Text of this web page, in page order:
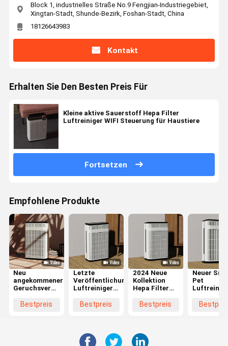
Block 1, industrielles Straße No.9 Fengjian-Industriegebiet,
Xingtan-Stadt, Shunde-Bezirk, Foshan-Stadt, China
18126643983
Kontakt
Erhalten Sie Den Besten Preis Für
Kleine aktive Sauerstoff Hepa Filter
Luftreiniger WIFI Steuerung für Haustiere
Fortsetzen
Empfohlene Produkte
Neu
angekommener
Geruchsvernichter
Haustierluftreiniger
Bestpreis
Letzte
Veröffentlichungen
Luftreiniger
Adsorption
Entfernen
Geruch
Bestpreis
2024 Neue
Kollektion
Hepa Filter
Haustier
Bestpreis
Neuer
Pet
Steuerung